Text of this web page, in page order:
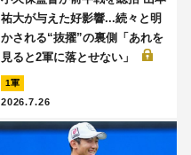
祐大が与えた好影響...続々と明
かされる“抜擢”の裏側「あれを
見ると2軍に落とせない」
1軍
2026.7.26